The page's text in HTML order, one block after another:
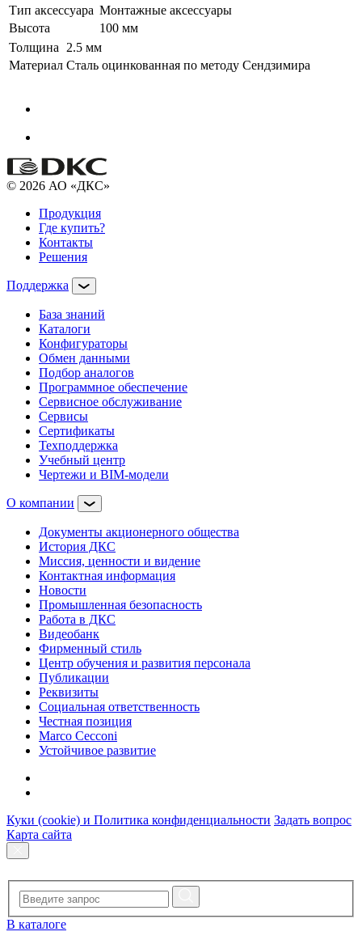
Тип аксессуара Монтажные аксессуары
Высота
100 мм
Толщина
2.5 мм
Материал Сталь оцинкованная по методу Сендзимира
© 2026 АО «ДКС»
Продукция
Где купить?
Контакты
Решения
Поддержка
База знаний
Каталоги
Конфигураторы
Обмен данными
Подбор аналогов
Программное обеспечение
Сервисное обслуживание
Сервисы
Сертификаты
Техподдержка
Учебный центр
Чертежи и BIM-модели
О компании
Документы акционерного общества
История ДКС
Миссия, ценности и видение
Контактная информация
Новости
Промышленная безопасность
Работа в ДКС
Видеобанк
Фирменный стиль
Центр обучения и развития персонала
Публикации
Реквизиты
Социальная ответственность
Честная позиция
Marco Cecconi
Устойчивое развитие
Куки (cookie) и Политика конфиденциальности Задать вопрос
Карта сайта
В каталоге